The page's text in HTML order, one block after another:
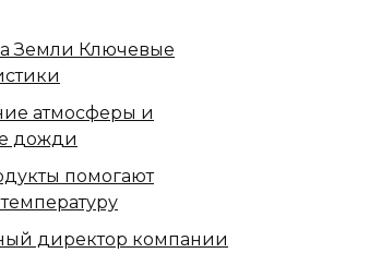
Земли Ключевые
атмосферы и
дожди
помогают
директор компании